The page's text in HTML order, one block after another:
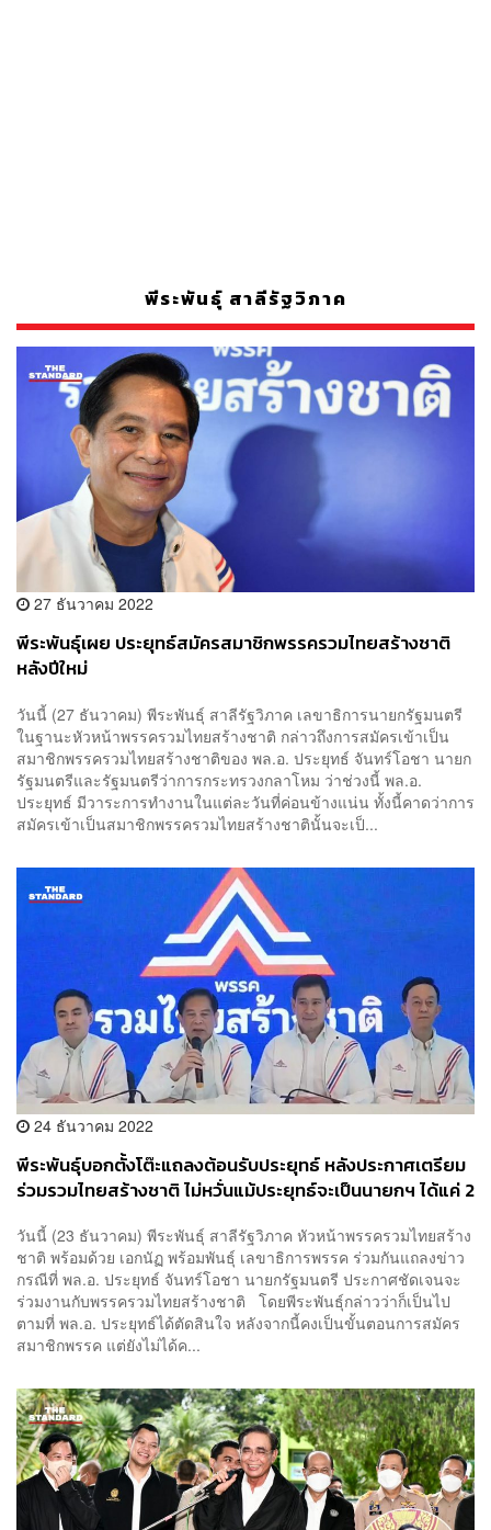
พีระพันธุ์ สาลีรัฐวิภาค
27 ธันวาคม 2022
พีระพันธุ์เผย ประยุทธ์สมัครสมาชิกพรรครวมไทยสร้างชาติ
หลังปีใหม่
วันนี้ (27 ธันวาคม) พีระพันธุ์ สาลีรัฐวิภาค เลขาธิการนายกรัฐมนตรี
ในฐานะหัวหน้าพรรครวมไทยสร้างชาติ กล่าวถึงการสมัครเข้าเป็น
สมาชิกพรรครวมไทยสร้างชาติของ พล.อ. ประยุทธ์ จันทร์โอชา นายก
รัฐมนตรีและรัฐมนตรีว่าการกระทรวงกลาโหม ว่าช่วงนี้ พล.อ.
ประยุทธ์ มีวาระการทำงานในแต่ละวันที่ค่อนข้างแน่น ทั้งนี้คาดว่าการ
สมัครเข้าเป็นสมาชิกพรรครวมไทยสร้างชาตินั้นจะเป็...
24 ธันวาคม 2022
พีระพันธุ์บอกตั้งโต๊ะแถลงต้อนรับประยุทธ์ หลังประกาศเตรียม
ร่วมรวมไทยสร้างชาติ ไม่หวั่นแม้ประยุทธ์จะเป็นนายกฯ ได้แค่ 2
วันนี้ (23 ธันวาคม) พีระพันธุ์ สาลีรัฐวิภาค หัวหน้าพรรครวมไทยสร้าง
ชาติ พร้อมด้วย เอกนัฏ พร้อมพันธุ์ เลขาธิการพรรค ร่วมกันแถลงข่าว
กรณีที่ พล.อ. ประยุทธ์ จันทร์โอชา นายกรัฐมนตรี ประกาศชัดเจนจะ
ร่วมงานกับพรรครวมไทยสร้างชาติ โดยพีระพันธุ์กล่าวว่าก็เป็นไป
ตามที่ พล.อ. ประยุทธ์ได้ตัดสินใจ หลังจากนี้คงเป็นขั้นตอนการสมัคร
สมาชิกพรรค แต่ยังไม่ได้ค...